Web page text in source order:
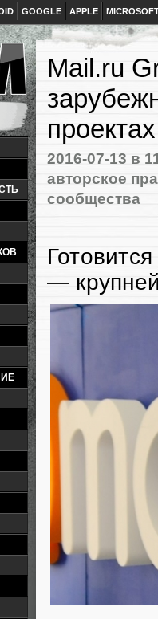
GOOGLE APPLE
Mail.ru
проектах
2016-07-13 в
авторское
сообщества
—